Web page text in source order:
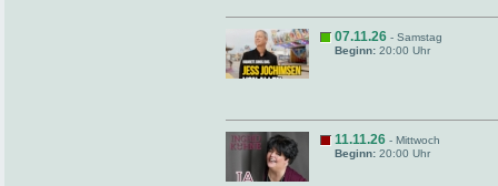
07.11.26 - Samstag
Beginn: 20:00 Uhr
11.11.26 - Mittwoch
Beginn: 20:00 Uhr